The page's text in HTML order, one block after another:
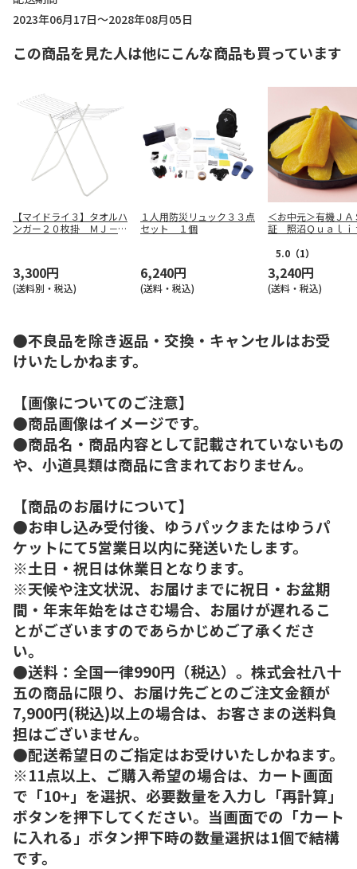
2023年06月17日～2028年08月05日
この商品を見た人は他にこんな商品も買っています
【マイドライ３】タオルハ
ンガー２０枚掛 ＭＪ－０
3,300円
(送料別・税込)
１人用防災リュック３３点
セット １個
6,240円
(送料・税込)
＜お中元＞有機ＪＡ
証 照沼Ｑｕａｌ
5.0 （1）
3,240円
(送料・税込)
●不良品を除き返品・交換・キャンセルはお受
けいたしかねます。
【画像についてのご注意】
●商品画像はイメージです。
●商品名・商品内容として記載されていないもの
や、小道具類は商品に含まれておりません。
【商品のお届けについて】
●お申し込み受付後、ゆうパックまたはゆうパ
ケットにて5営業日以内に発送いたします。
※土日・祝日は休業日となります。
※天候や注文状況、お届けまでに祝日・お盆期
間・年末年始をはさむ場合、お届けが遅れるこ
とがございますのであらかじめご了承くださ
い。
●送料：全国一律990円（税込）。株式会社八十
五の商品に限り、お届け先ごとのご注文金額が
7,900円(税込)以上の場合は、お客さまの送料負
担はございません。
●配送希望日のご指定はお受けいたしかねます。
※11点以上、ご購入希望の場合は、カート画面
で「10+」を選択、必要数量を入力し「再計算」
ボタンを押下してください。当画面での「カート
に入れる」ボタン押下時の数量選択は1個で結構
です。